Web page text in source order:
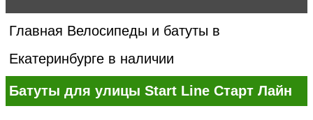
Главная Велосипеды и батуты в
Екатеринбурге в наличии
Батуты для улицы Start Line Старт Лайн